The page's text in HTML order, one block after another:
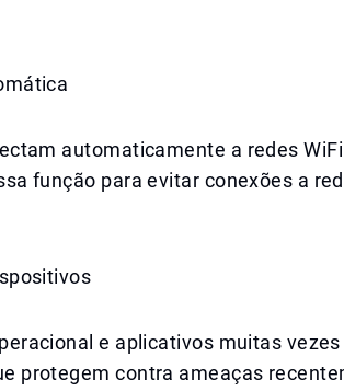
automaticamente a redes
função para evitar conexões a
e aplicativos muitas
protegem contra ameaças